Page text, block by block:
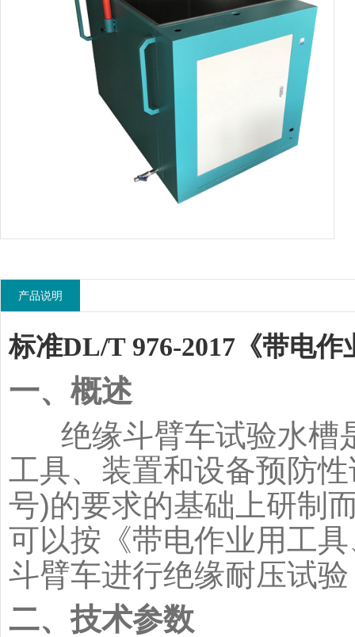
产品说明
标准DL/T 976-2017《带电
一、概述
绝缘斗臂车试验水槽
工具、装置和设备预防
号)的要求的基础上研制
可以按《带电作业用工
斗臂车进行绝缘耐压试
二、技术参数